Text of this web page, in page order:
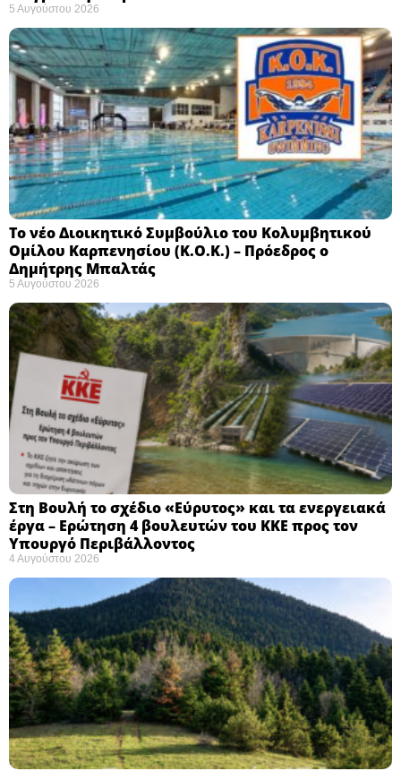
5 Αυγούστου 2026
Το νέο Διοικητικό Συμβούλιο του Κολυμβητικού
Ομίλου Καρπενησίου (Κ.Ο.Κ.) – Πρόεδρος ο
Δημήτρης Μπαλτάς
5 Αυγούστου 2026
Στη Βουλή το σχέδιο «Εύρυτος» και τα ενεργειακά
έργα – Ερώτηση 4 βουλευτών του ΚΚΕ προς τον
Υπουργό Περιβάλλοντος
4 Αυγούστου 2026